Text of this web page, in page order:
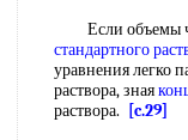
Если объемы
стандартного
уравнения легко
раствора, зная
раствора.
[c.29]